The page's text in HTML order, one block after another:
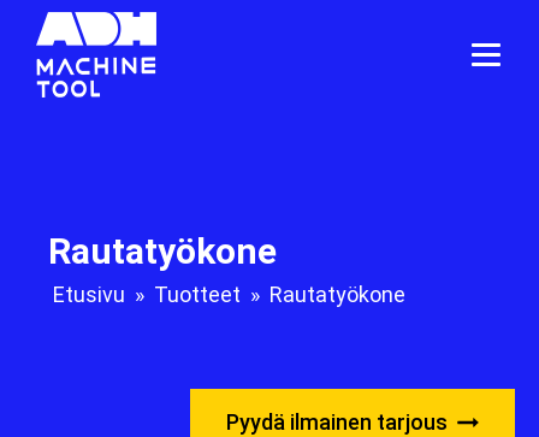
Rautatyökone
Etusivu » Tuotteet » Rautatyökone
Pyydä ilmainen tarjous